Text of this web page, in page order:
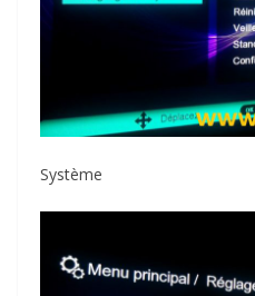
Système